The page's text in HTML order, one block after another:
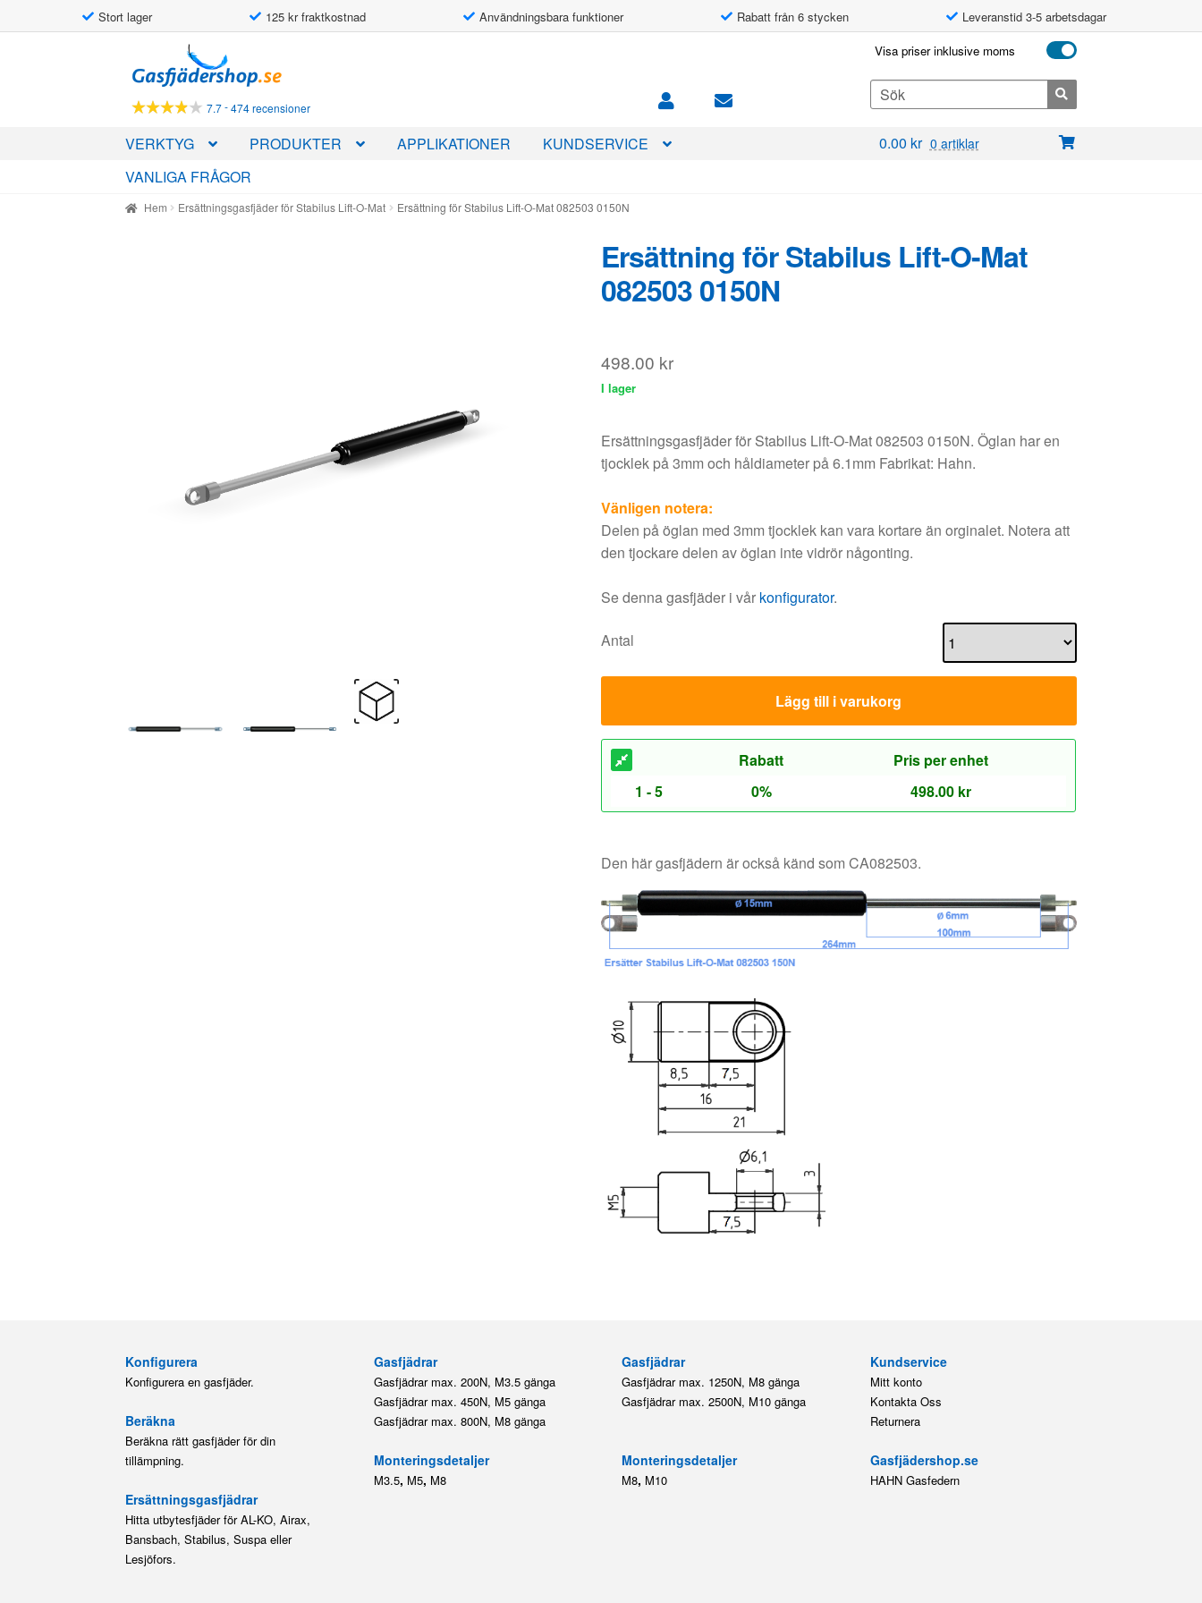
Stort lager 125 kr fraktkostnad Användningsbara funktioner Rabatt från 6 stycken Leveranstid 3-5 arbetsdagar
till
navigering
till
innehåll
7.7-474 recensioner
Visa priser inklusive moms
Search
for:
VERKTYG PRODUKTER APPLIKATIONER
KUNDSERVICE
VANLIGA FRÅGOR
0.00 kr 0 artiklar
Hem Ersättningsgasfjäder för Stabilus Lift-O-Mat Ersättning för Stabilus Lift-O-Mat 082503 0150N
Ersättning för Stabilus Lift-O-Mat
082503 0150N
498.00 kr
I lager
Ersättningsgasfjäder för Stabilus Lift-O-Mat 082503 0150N. Öglan har en
tjocklek på 3mm och håldiameter på 6.1mm Fabrikat: Hahn.
Vänligen notera:
Delen på öglan med 3mm tjocklek kan vara kortare än orginalet. Notera att
den tjockare delen av öglan inte vidrör någonting.
Se denna gasfjäder i vår konfigurator.
Antal
Lägg till i varukorg
Rabatt
Pris per enhet
1 - 5
0% 498.00 kr
Den här gasfjädern är också känd som CA082503.
Konfigurera
Konfigurera en gasfjäder.
Beräkna
Beräkna rätt gasfjäder för din
tillämpning.
Ersättningsgasfjädrar
Hitta utbytesfjäder för AL-KO, Airax,
Bansbach, Stabilus, Suspa eller
Lesjöfors.
Gasfjädrar
Gasfjädrar max. 200N, M3.5 gänga
Gasfjädrar max. 450N, M5 gänga
Gasfjädrar max. 800N, M8 gänga
Monteringsdetaljer
M3.5, M5, M8
Gasfjädrar
Gasfjädrar max. 1250N, M8 gänga
Gasfjädrar max. 2500N, M10 gänga
Monteringsdetaljer
M8, M10
Kundservice
Mitt konto
Kontakta Oss
Returnera
Gasfjädershop.se
HAHN Gasfedern